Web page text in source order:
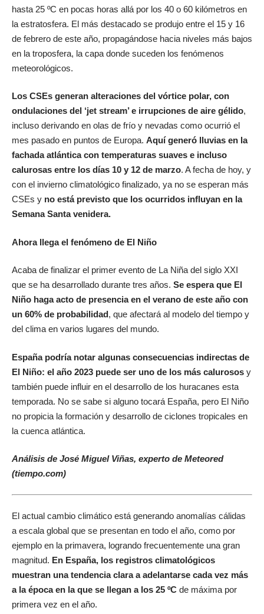
hasta 25 ºC en pocas horas allá por los 40 o 60 kilómetros en
la estratosfera. El más destacado se produjo entre el 15 y 16
de febrero de este año, propagándose hacia niveles más bajos
en la troposfera, la capa donde suceden los fenómenos
meteorológicos.
Los CSEs generan alteraciones del vórtice polar, con
ondulaciones del ‘jet stream’ e irrupciones de aire gélido,
incluso derivando en olas de frío y nevadas como ocurrió el
mes pasado en puntos de Europa. Aquí generó lluvias en la
fachada atlántica con temperaturas suaves e incluso
calurosas entre los días 10 y 12 de marzo. A fecha de hoy, y
con el invierno climatológico finalizado, ya no se esperan más
CSEs y no está previsto que los ocurridos influyan en la
Semana Santa venidera.
Ahora llega el fenómeno de El Niño
Acaba de finalizar el primer evento de La Niña del siglo XXI
que se ha desarrollado durante tres años. Se espera que El
Niño haga acto de presencia en el verano de este año con
un 60% de probabilidad, que afectará al modelo del tiempo y
del clima en varios lugares del mundo.
España podría notar algunas consecuencias indirectas de
El Niño: el año 2023 puede ser uno de los más calurosos y
también puede influir en el desarrollo de los huracanes esta
temporada. No se sabe si alguno tocará España, pero El Niño
no propicia la formación y desarrollo de ciclones tropicales en
la cuenca atlántica.
Análisis de José Miguel Viñas, experto de Meteored
(tiempo.com)
El actual cambio climático está generando anomalías cálidas
a escala global que se presentan en todo el año, como por
ejemplo en la primavera, logrando frecuentemente una gran
magnitud. En España, los registros climatológicos
muestran una tendencia clara a adelantarse cada vez más
a la época en la que se llegan a los 25 ºC de máxima por
primera vez en el año.